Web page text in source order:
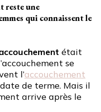
reste une
qui connaissent le
était
se
l’accouchement
de terme. Mais il
arrive après le